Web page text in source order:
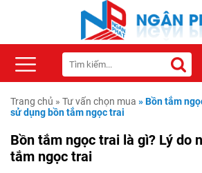
Trang chủ » Tư vấn chọn mua »Bồn tắm
sử dụng bồn tắm ngọc trai
Bồn tắm ngọc trai là gì? Lý do
tắm ngọc trai